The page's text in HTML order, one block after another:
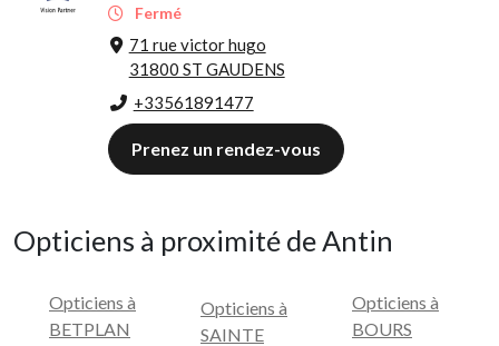
Fermé
71 rue victor hugo
31800 ST GAUDENS
+33561891477
Prenez un rendez-vous
Opticiens à proximité de Antin
Opticiens à
BETPLAN
Opticiens à
SAINTE
Opticiens à
BOURS